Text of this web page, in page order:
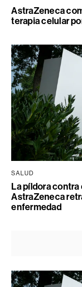
AstraZeneca
terapia celular
SALUD
La píldora contra
AstraZeneca
enfermedad